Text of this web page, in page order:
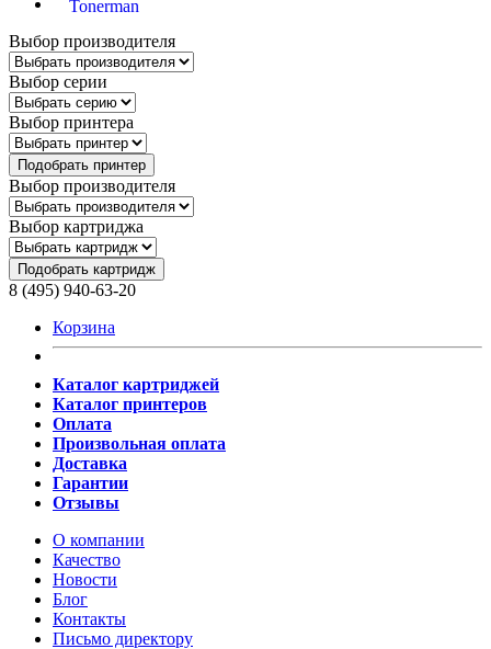
Выбор производителя
Выбор серии
Выбор принтера
Подобрать принтер
Выбор производителя
Выбор картриджа
Подобрать картридж
8 (495) 940-63-20
Корзина
Каталог картриджей
Каталог принтеров
Оплата
Произвольная оплата
Доставка
Гарантии
Отзывы
О компании
Качество
Новости
Блог
Контакты
Письмо директору